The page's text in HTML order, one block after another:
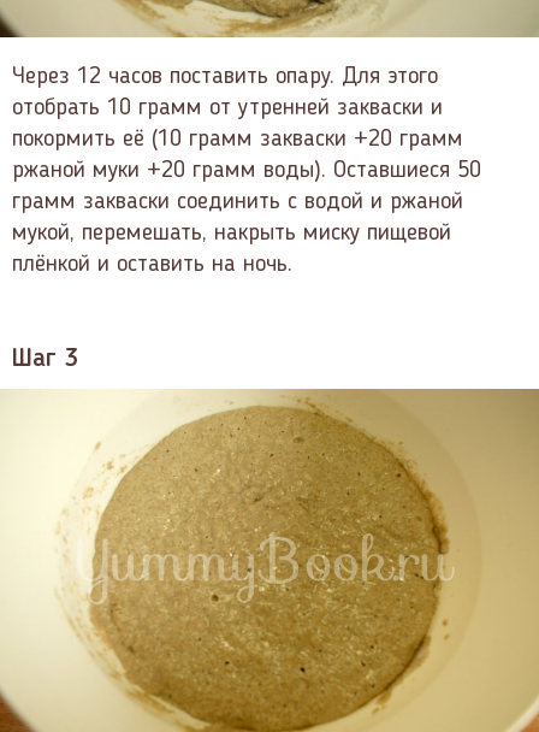
Через 12 часов поставить опару. Для этого
отобрать 10 грамм от утренней закваски и
покормить её (10 грамм закваски +20 грамм
ржаной муки +20 грамм воды). Оставшиеся 50
грамм закваски соединить с водой и ржаной
мукой, перемешать, накрыть миску пищевой
плёнкой и оставить на ночь.
Шаг 3